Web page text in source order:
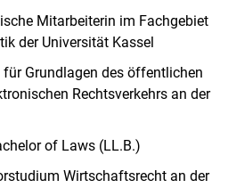
Mitarbeiterin im Fachgebiet
der Universität Kassel
Grundlagen des öffentlichen
Rechtsverkehrs an der
of Laws (LL.B.)
Wirtschaftsrecht an der